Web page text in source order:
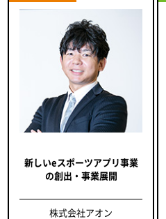
新しいeスポーツアプリ事業
の創出・事業展開
株式会社アオン